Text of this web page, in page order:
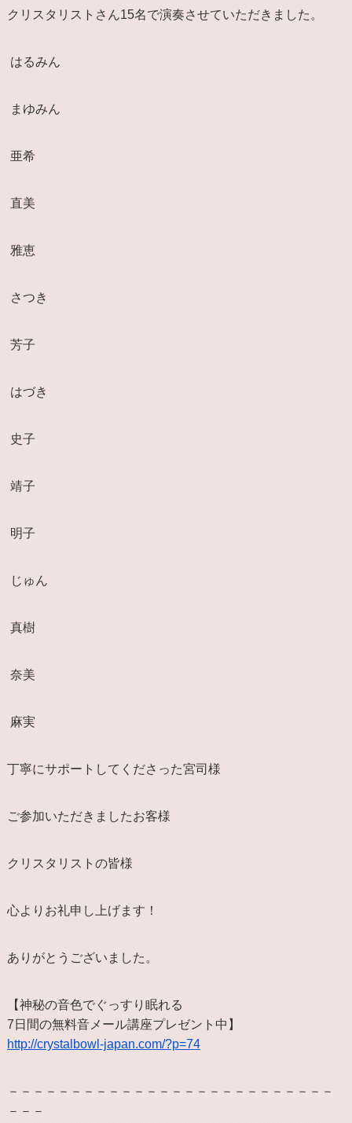
クリスタリストさん15名で演奏させていただきました。
はるみん
まゆみん
亜希
直美
雅恵
さつき
芳子
はづき
史子
靖子
明子
じゅん
真樹
奈美
麻実
丁寧にサポートしてくださった宮司様
ご参加いただきましたお客様
クリスタリストの皆様
心よりお礼申し上げます！
ありがとうございました。
【神秘の音色でぐっすり眠れる
7日間の無料音メール講座プレゼント中】
http://crystalbowl-japan.com/?p=74
－－－－－－－－－－－－－－－－－－－－－－－－－－
－－－